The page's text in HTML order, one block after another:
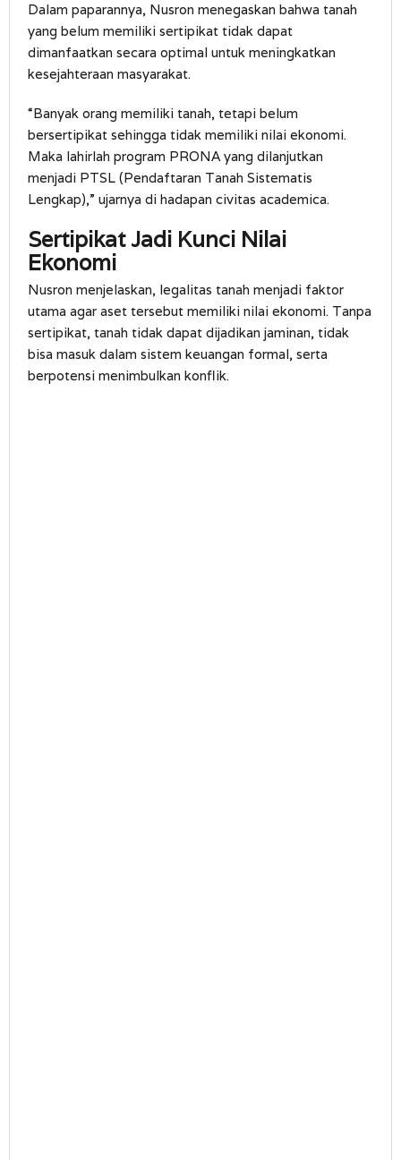
Dalam paparannya, Nusron menegaskan bahwa tanah
yang belum memiliki sertipikat tidak dapat
dimanfaatkan secara optimal untuk meningkatkan
kesejahteraan masyarakat.
“Banyak orang memiliki tanah, tetapi belum
bersertipikat sehingga tidak memiliki nilai ekonomi.
Maka lahirlah program PRONA yang dilanjutkan
menjadi PTSL (Pendaftaran Tanah Sistematis
Lengkap),” ujarnya di hadapan civitas academica.
Sertipikat Jadi Kunci Nilai
Ekonomi
Nusron menjelaskan, legalitas tanah menjadi faktor
utama agar aset tersebut memiliki nilai ekonomi. Tanpa
sertipikat, tanah tidak dapat dijadikan jaminan, tidak
bisa masuk dalam sistem keuangan formal, serta
berpotensi menimbulkan konflik.